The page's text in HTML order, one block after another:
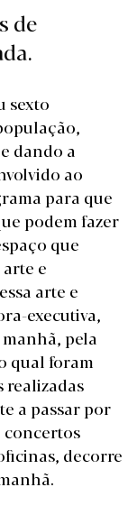
de
sexto
dando a
ao
para que
podem fazer
que
e
arte e
executiva,
pela
qual foram
realizadas
a passar por
concertos
decorre